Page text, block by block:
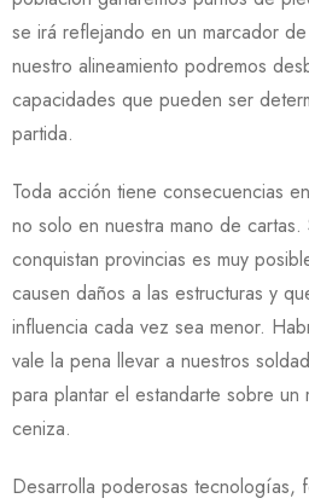
se irá reflejando en un marcador
nuestro alineamiento podremos
capacidades que pueden ser
partida.
Toda acción tiene consecuencias
no solo en nuestra mano de cartas.
conquistan provincias es muy
causen daños a las estructuras y
influencia cada vez sea menor.
vale la pena llevar a nuestros
para plantar el estandarte sobre
ceniza.
Desarrolla poderosas tecnologías,